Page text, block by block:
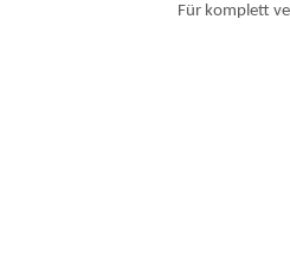
Für komplett